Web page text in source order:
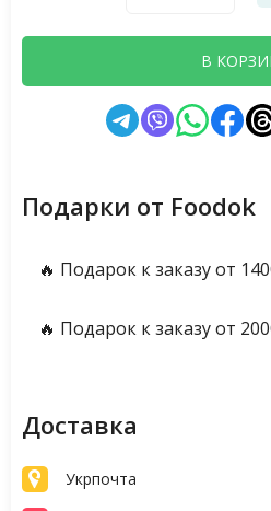
В
Подарки от Foodok
🔥 Подарок к заказу от
🔥 Подарок к заказу от
Доставка
Укрпочта